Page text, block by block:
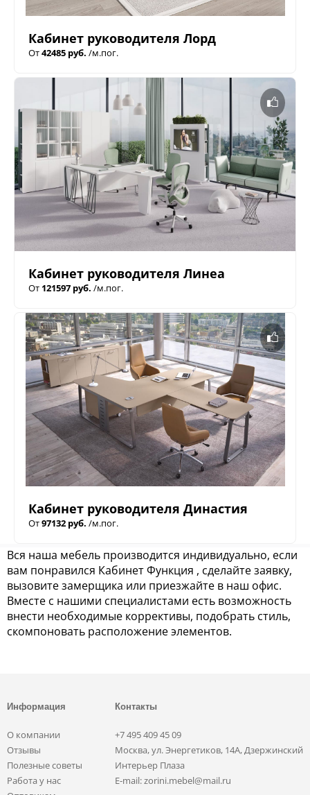
Кабинет руководителя Лорд
От42485 руб. /м.пог.
Кабинет руководителя Линеа
От 121597 руб. /м.пог.
Кабинет руководителя Династия
От97132 руб. /м.пог.
Вся наша мебель производится индивидуально, если
вам понравился Кабинет Функция , сделайте заявку,
вызовите замерщика или приезжайте в наш офис.
Вместе с нашими специалистами есть возможность
внести необходимые коррективы, подобрать стиль,
скомпоновать расположение элементов.
Информация
О компании
Отзывы
Полезные советы
Работа у нас
Контакты
+7 495 409 45 09
Москва, ул. Энергетиков, 14А, Дзержинский
Интерьер Плаза
E-mail: zorini.mebel@mail.ru